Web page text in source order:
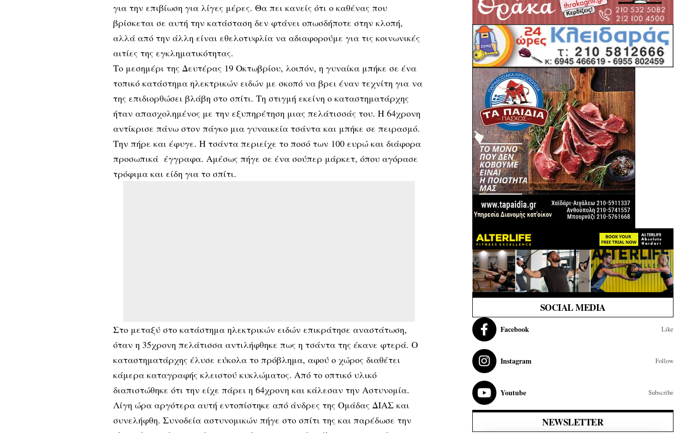
για την επιβίωση για λίγες μέρες. Θα πει κανείς ότι ο καθένας που
βρίσκεται σε αυτή την κατάσταση δεν φτάνει οπωσδήποτε στην κλοπή,
αλλά από την άλλη είναι εθελοτυφλία να αδιαφορούμε για τις κοινωνικές
αιτίες της εγκληματικότητας.
Το μεσημέρι της Δευτέρας 19 Οκτωβρίου, λοιπόν, η γυναίκα μπήκε σε ένα
τοπικό κατάστημα ηλεκτρικών ειδών με σκοπό να βρει έναν τεχνίτη για να
της επιδιορθώσει βλάβη στο σπίτι. Τη στιγμή εκείνη ο καταστηματάρχης
ήταν απασχολημένος με την εξυπηρέτηση μιας πελάτισσάς του. Η 64χρονη
αντίκρισε πάνω στον πάγκο μια γυναικεία τσάντα και μπήκε σε πειρασμό.
Την πήρε και έφυγε. Η τσάντα περιείχε το ποσό των 100 ευρώ και διάφορα
προσωπικά έγγραφα. Αμέσως πήγε σε ένα σούπερ μάρκετ, όπου αγόρασε
τρόφιμα και είδη για το σπίτι.
Στο μεταξύ στο κατάστημα ηλεκτρικών ειδών επικράτησε αναστάτωση,
όταν η 35χρονη πελάτισσα αντιλήφθηκε πως η τσάντα της έκανε φτερά. Ο
καταστηματάρχης έλυσε εύκολα το πρόβλημα, αφού ο χώρος διαθέτει
κάμερα καταγραφής κλειστού κυκλώματος. Από το οπτικό υλικό
διαπιστώθηκε ότι την είχε πάρει η 64χρονη και κάλεσαν την Αστυνομία.
Λίγη ώρα αργότερα αυτή εντοπίστηκε από άνδρες της Ομάδας ΔΙΑΣ και
συνελήφθη. Συνοδεία αστυνομικών πήγε στο σπίτι της και παρέδωσε την
SOCIAL MEDIA
Facebook Like
Instagram Follow
Youtube Subscribe
NEWSLETTER